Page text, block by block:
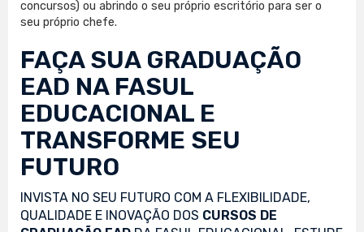
concursos) ou abrindo o seu próprio escritório para ser o
seu próprio chefe.
FAÇA SUA GRADUAÇÃO
EAD NA FASUL
EDUCACIONAL E
TRANSFORME SEU
FUTURO
INVISTA NO SEU FUTURO COM A FLEXIBILIDADE,
QUALIDADE E INOVAÇÃO DOS CURSOS DE